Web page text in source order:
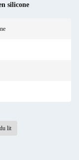
silicone
lit